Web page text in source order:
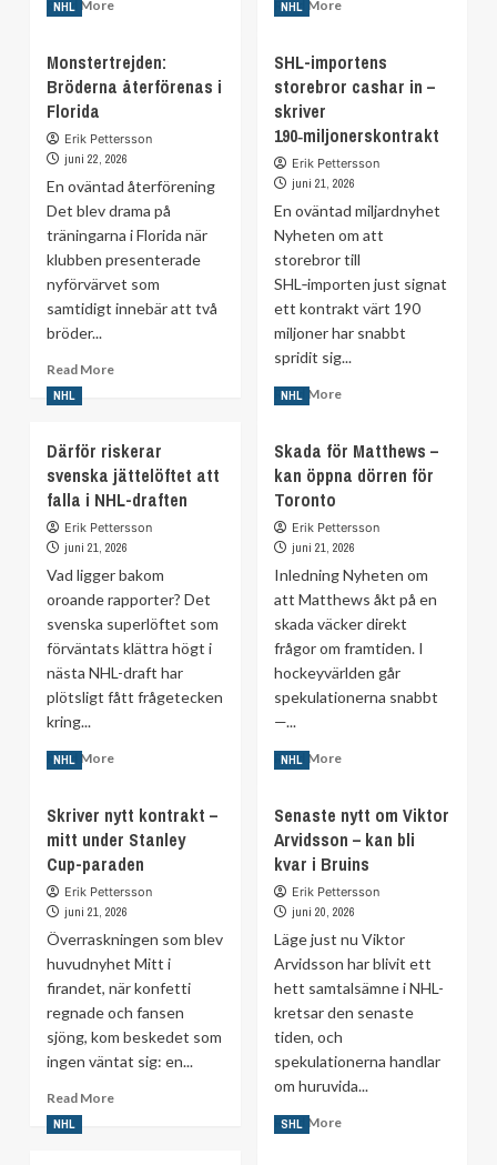
Read More
Lämnar
Timrå
Djurgården
Read More
KLART:
Tidigare
stjärnan
till
SHL
NHL
Monstertrejden:
Bröderna återförenas i
Florida
Erik Pettersson
juni 22, 2026
En oväntad återförening
Det blev drama på
träningarna i Florida när
klubben presenterade
nyförvärvet som
samtidigt innebär att två
bröder...
Read MoreRead
Bröderna
återförenas
i
NHL
SHL-importens
storebror cashar in –
skriver
190‑miljonerskontrakt
Erik Pettersson
juni 21, 2026
En oväntad miljardnyhet
Nyheten om att
storebror till
SHL‑importen just signat
ett kontrakt värt 190
miljoner har snabbt
spridit sig...
Read MoreRead
SHL-
importens
skriver
190‑miljonerskontrakt
NHL
Därför riskerar
svenska jättelöftet att
falla i NHL-draften
Erik Pettersson
juni 21, 2026
Vad ligger bakom
oroande rapporter? Det
svenska superlöftet som
förväntats klättra högt i
nästa NHL-draft har
plötsligt fått frågetecken
kring...
Read MoreRead
Därför
riskerar
svenska
i
NHL-
draften
NHL
Skada för Matthews –
kan öppna dörren för
Toronto
Erik Pettersson
juni 21, 2026
Inledning Nyheten om
att Matthews åkt på en
skada väcker direkt
frågor om framtiden. I
hockeyvärlden går
spekulationerna snabbt
—...
Read MoreRead
Skada
för
Matthews
dörren
för
Toronto
NHL
Skriver nytt kontrakt –
mitt under Stanley
Cup-paraden
Erik Pettersson
juni 21, 2026
Överraskningen som blev
huvudnyhet Mitt i
firandet, när konfetti
regnade och fansen
sjöng, kom beskedet som
ingen väntat sig: en...
Read MoreRead
NHL
Senaste nytt om Viktor
Arvidsson – kan bli
kvar i Bruins
Erik Pettersson
juni 20, 2026
Läge just nu Viktor
Arvidsson har blivit ett
hett samtalsämne i NHL-
kretsar den senaste
tiden, och
spekulationerna handlar
om huruvida...
Read MoreRead
NHL SHL